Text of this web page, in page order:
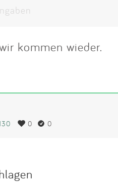
kommen wieder.
0 0